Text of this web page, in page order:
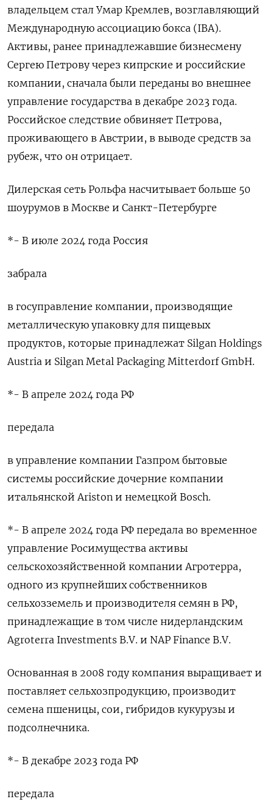
владельцем стал Умар Кремлев, возглавляющий
Международную ассоциацию бокса (IBA).
Активы, ранее принадлежавшие бизнесмену
Сергею Петрову через кипрские и российские
компании, сначала были переданы во внешнее
управление государства в декабре 2023 года.
Российское следствие обвиняет Петрова,
проживающего в Австрии, в выводе средств за
рубеж, что он отрицает.
Дилерская сеть Рольфа насчитывает больше 50
шоурумов в Москве и Санкт-Петербурге
*- В июле 2024 года Россия
забрала
в госуправление компании, производящие
металлическую упаковку для пищевых
продуктов, которые принадлежат Silgan Holdings
Austria и Silgan Metal Packaging Mitterdorf GmbH.
*- В апреле 2024 года РФ
передала
в управление компании Газпром бытовые
системы российские дочерние компании
итальянской Ariston и немецкой Bosch.
*- В апреле 2024 года РФ передала во временное
управление Росимущества активы
сельскохозяйственной компании Агротерра,
одного из крупнейших собственников
сельхозземель и производителя семян в РФ,
принадлежащие в том числе нидерландским
Agroterra Investments B.V. и NAP Finance B.V.
Основанная в 2008 году компания выращивает и
поставляет сельхозпродукцию, производит
семена пшеницы, сои, гибридов кукурузы и
подсолнечника.
*- В декабре 2023 года РФ
передала